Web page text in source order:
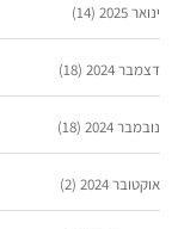
ינואר 2025 (14)
דצמבר 2024 (18)
נובמבר 2024 (18)
אוקטובר 2024 (2)